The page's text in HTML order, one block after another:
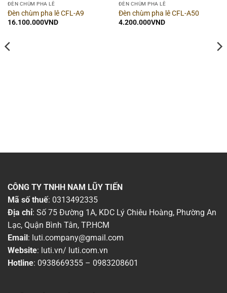
ĐÈN CHÙM PHA LÊ
Đèn chùm pha lê CFL-A9
16.100.000VND
ĐÈN CHÙM PHA LÊ
Đèn chùm pha lê CFL-A50
4.200.000VND
CÔNG TY TNHH NAM LŨY TIẾN
Mã số thuế: 0313492335
Địa chỉ: Số 75 Đường 1A, KDC Lý Chiêu Hoàng, Phường An
Lạc, Quận Bình Tân, TP.HCM
Email : luti.company@gmail.com
Website: luti.vn/ luti.com.vn
Hotline: 0938669355 – 0983208601